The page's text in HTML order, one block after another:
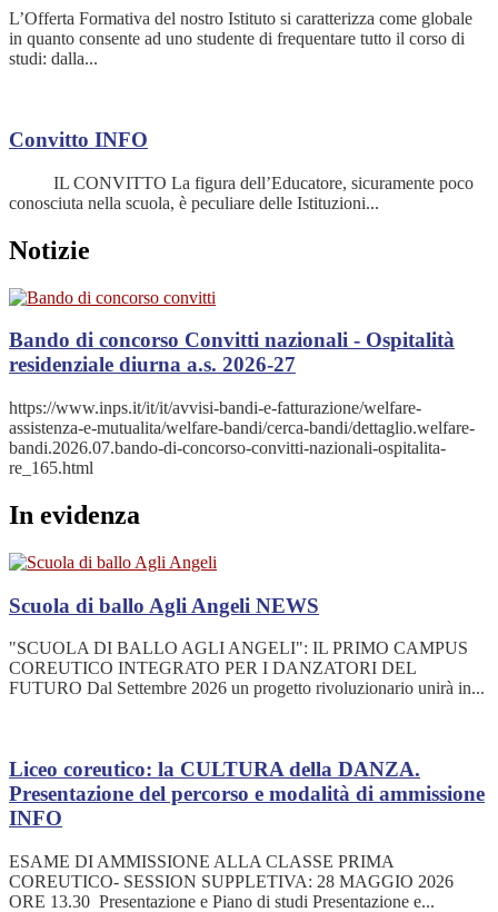
L’Offerta Formativa del nostro Istituto si caratterizza come globale
in quanto consente ad uno studente di frequentare tutto il corso di
studi: dalla...
Convitto INFO
IL CONVITTO La figura dell’Educatore, sicuramente poco
conosciuta nella scuola, è peculiare delle Istituzioni...
Notizie
Bando di concorso Convitti nazionali - Ospitalità
residenziale diurna a.s. 2026-27
https://www.inps.it/it/it/avvisi-bandi-e-fatturazione/welfare-
assistenza-e-mutualita/welfare-bandi/cerca-bandi/dettaglio.welfare-
bandi.2026.07.bando-di-concorso-convitti-nazionali-ospitalita-
re_165.html
In evidenza
Scuola di ballo Agli Angeli NEWS
"SCUOLA DI BALLO AGLI ANGELI": IL PRIMO CAMPUS
COREUTICO INTEGRATO PER I DANZATORI DEL
FUTURO Dal Settembre 2026 un progetto rivoluzionario unirà in...
Liceo coreutico: la CULTURA della DANZA.
Presentazione del percorso e modalità di ammissione
INFO
ESAME DI AMMISSIONE ALLA CLASSE PRIMA
COREUTICO- SESSION SUPPLETIVA: 28 MAGGIO 2026
ORE 13.30 Presentazione e Piano di studi Presentazione e...